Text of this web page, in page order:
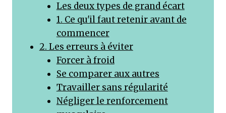
Les deux types de grand écart
1. Ce qu'il faut retenir avant de
commencer
2. Les erreurs à éviter
Forcer à froid
Se comparer aux autres
Travailler sans régularité
Négliger le renforcement